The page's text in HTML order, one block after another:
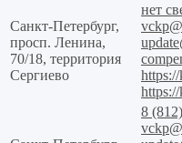
Санкт-Петербург,
просп. Ленина,
70/18, территория
Сергиево
нет
8